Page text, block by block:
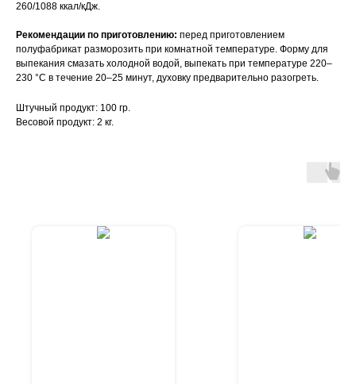
260/1088 ккал/кДж.
Рекомендации по приготовлению: перед приготовлением
полуфабрикат разморозить при комнатной температуре. Форму для
выпекания смазать холодной водой, выпекать при температуре 220–
230 °С в течение 20–25 минут, духовку предварительно разогреть.
Штучный продукт: 100 гр.
Весовой продукт: 2 кг.